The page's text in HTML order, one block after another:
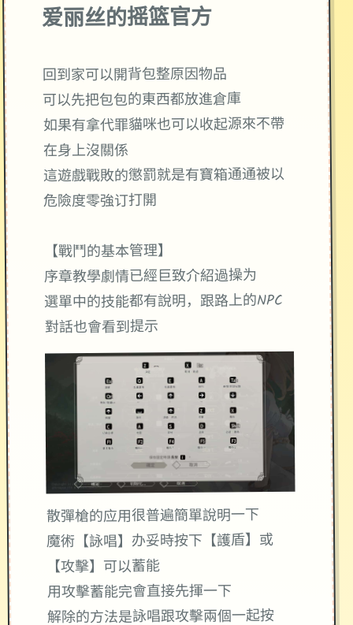
爱丽丝的摇篮官方
回到家可以開背包整原因物品
可以先把包包的東西都放進倉庫
如果有拿代罪貓咪也可以收起源來不帶
在身上沒關係
這遊戲戰敗的懲罰就是有寶箱通通被以
危險度零強订打開
【戰鬥的基本管理】
序章教學劇情已經巨致介紹過操为
選單中的技能都有說明，跟路上的NPC
對話也會看到提示
散彈槍的应用很普遍簡單說明一下
魔術【詠唱】办妥時按下【護盾】或
【攻擊】可以蓄能
用攻擊蓄能完會直接先揮一下
解除的方法是詠唱跟攻擊兩個一起按